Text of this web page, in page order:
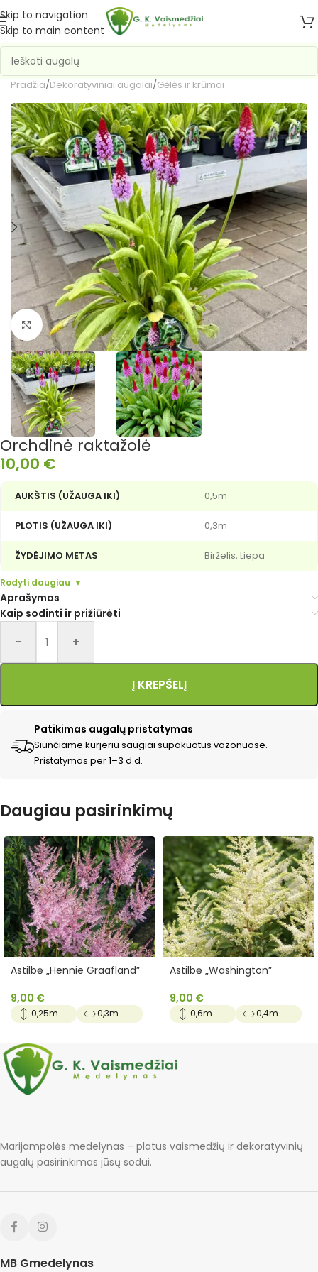
Skip to navigation
Skip to main content
Pradžia/Dekoratyviniai augalai/Gėlės ir krūmai
Išdidinti nuotrauką
Orchdinė raktažolė
10,00 €
AUKŠTIS (UŽAUGA IKI) 0,5m
PLOTIS (UŽAUGA IKI) 0,3m
ŽYDĖJIMO METAS Birželis, Liepa
Rodyti daugiau
Aprašymas
Kaip sodinti ir prižiūrėti
- +
Į KREPŠELĮ
Patikimas augalų pristatymas
Siunčiame kurjeriu saugiai supakuotus vazonuose.
Pristatymas per 1–3 d.d.
Daugiau pasirinkimų
Astilbė „Hennie Graafland”
9,00 €
0,25m 0,3m
Astilbė „Washington”
9,00 €
0,6m 0,4m
Marijampolės medelynas – platus vaismedžių ir dekoratyvinių
augalų pasirinkimas jūsų sodui.
MB Gmedelynas